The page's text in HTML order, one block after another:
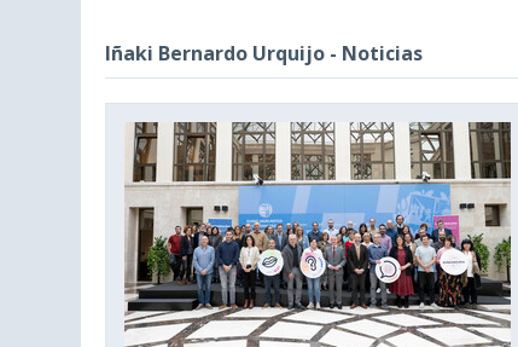
Iñaki Bernardo Urquijo - Noticias